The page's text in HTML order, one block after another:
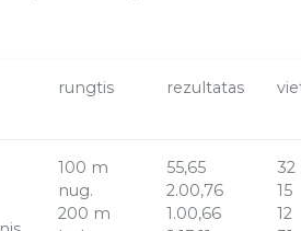
rungtis rezultatas
100 m
nug.
200 m
55,65
2.00,76
1.00,66
32
15
12